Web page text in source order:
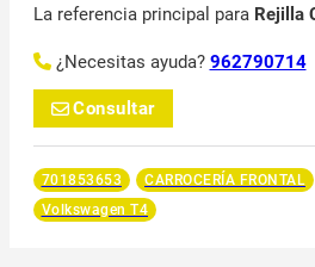
La referencia principal para Rejilla
¿Necesitas ayuda? 962790714
Consultar
701853653 CARROCERÍA FRONTAL
Volkswagen T4